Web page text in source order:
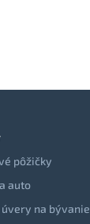
pôžičky
auto
úvery na bývanie